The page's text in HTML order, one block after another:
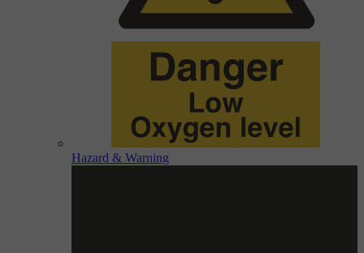
Hazard & Warning